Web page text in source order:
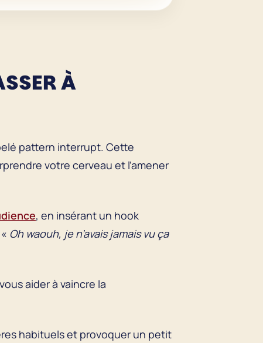
À
pattern interrupt. Cette
votre cerveau et l’amener
, en insérant un hook
Oh waouh, je n’avais jamais vu ça
aider à vaincre la
habituels et provoquer un petit